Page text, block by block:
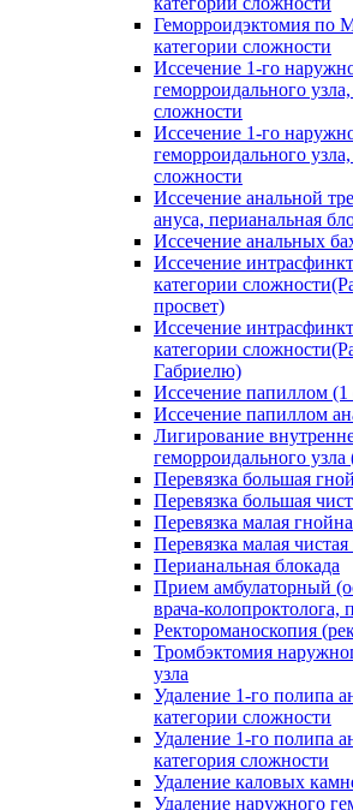
Геморроидэктомия по
категории сложности
Иссечение 1-го
геморроидального
сложности
Иссечение 1-го
геморроидального
сложности
Иссечение анальной
ануса, перианальная
Иссечение анальных
Иссечение
категории
просвет)
Иссечение
категории
Габриелю)
Иссечение папиллом
Иссечение папиллом
Лигирование
геморроидального узла
Перевязка большая
Перевязка большая
Перевязка малая
Перевязка малая
Перианальная блокада
Прием амбулаторный
врача-колопроктолога,
Ректороманоскопия
Тромбэктомия
узла
Удаление 1-го полипа
категории сложности
Удаление 1-го полипа
категория сложности
Удаление каловых
Удаление наружного